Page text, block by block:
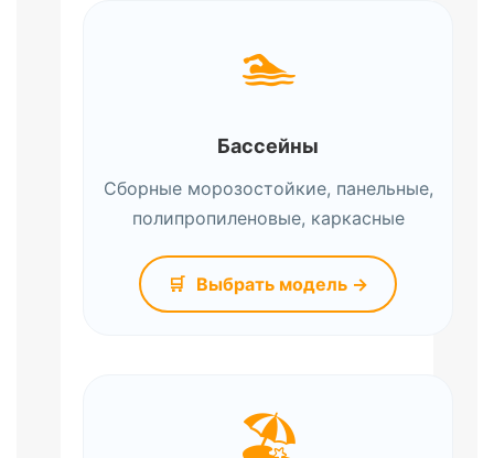
🏊
Бассейны
Сборные морозостойкие, панельные,
полипропиленовые, каркасные
🛒 Выбрать модель →
🏖️